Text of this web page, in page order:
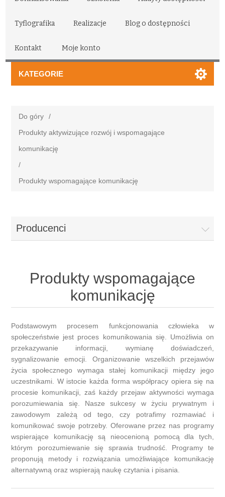
Tyflografika Realizacje Blog o dostępności
Kontakt Moje konto
KATEGORIE
Do góry
/
Produkty aktywizujące rozwój i wspomagające
komunikację
/
Produkty wspomagające komunikację
Producenci
Produkty wspomagające
komunikację
Podstawowym procesem funkcjonowania człowieka w
społeczeństwie jest proces komunikowania się. Umożliwia on
przekazywanie informacji, wymianę doświadczeń,
sygnalizowanie emocji. Organizowanie wszelkich przejawów
życia społecznego wymaga stałej komunikacji między jego
uczestnikami. W istocie każda forma współpracy opiera się na
procesie komunikacji, zaś każdy przejaw aktywności wymaga
porozumiewania się. Nasze sukcesy w życiu prywatnym i
zawodowym zależą od tego, czy potrafimy rozmawiać i
komunikować swoje potrzeby. Oferowane przez nas programy
wspierające komunikację są nieocenioną pomocą dla tych,
którym porozumiewanie się sprawia trudność. Programy te
proponują metody i rozwiązania umożliwiające komunikację
alternatywną oraz wspierają naukę czytania i pisania.